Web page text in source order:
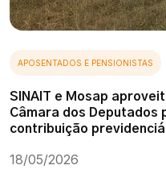
APOSENTADOS E PENSIONISTAS
SINAIT e Mosap
Câmara dos Deputados
contribuição
18/05/2026